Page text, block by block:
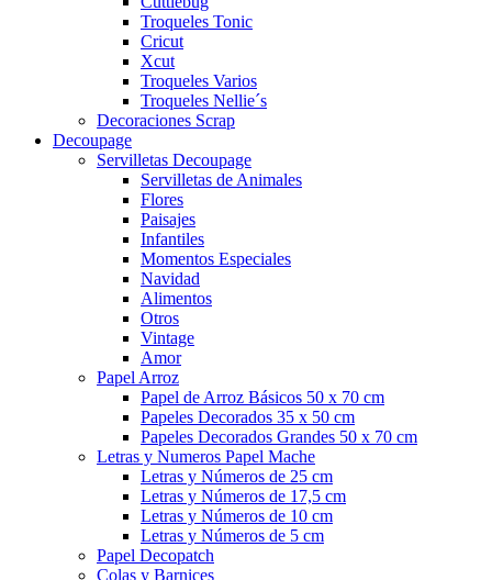
Troqueles Tonic
Cricut
Xcut
Troqueles Varios
Troqueles Nellie´s
Decoraciones Scrap
Decoupage
Servilletas Decoupage
Servilletas de Animales
Flores
Paisajes
Infantiles
Momentos Especiales
Navidad
Alimentos
Otros
Vintage
Amor
Papel Arroz
Papel de Arroz Básicos 50 x 70 cm
Papeles Decorados 35 x 50 cm
Papeles Decorados Grandes 50 x 70 cm
Letras y Numeros Papel Mache
Letras y Números de 25 cm
Letras y Números de 17,5 cm
Letras y Números de 10 cm
Letras y Números de 5 cm
Papel Decopatch
Colas y Barnices